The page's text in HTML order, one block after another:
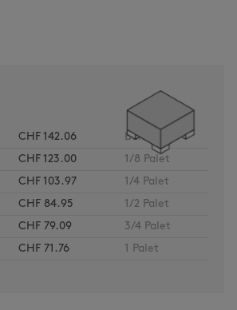
CHF 142.06
Bund
CHF 123.00
1/8 Palet
CHF 103.97
1/4 Palet
CHF 84.95
1/2 Palet
CHF 79.09
3/4 Palet
CHF 71.76 1 Palet